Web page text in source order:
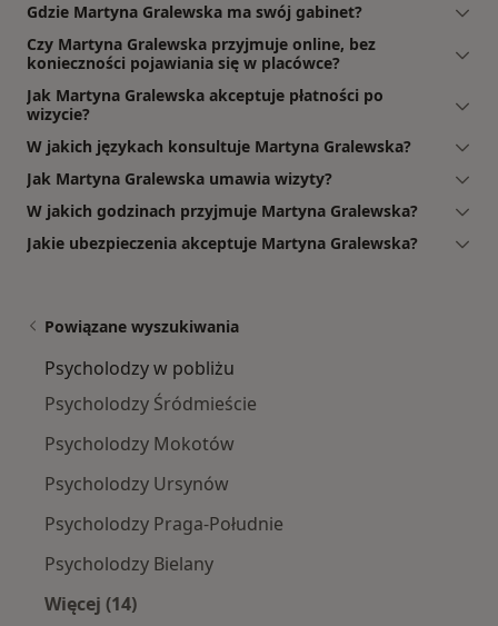
Gdzie Martyna Gralewska ma swój gabinet?
Czy Martyna Gralewska przyjmuje online, bez
konieczności pojawiania się w placówce?
Jak Martyna Gralewska akceptuje płatności po
wizycie?
W jakich językach konsultuje Martyna Gralewska?
Jak Martyna Gralewska umawia wizyty?
W jakich godzinach przyjmuje Martyna Gralewska?
Jakie ubezpieczenia akceptuje Martyna Gralewska?
Powiązane wyszukiwania
Psycholodzy w pobliżu
Psycholodzy Śródmieście
Psycholodzy Mokotów
Psycholodzy Ursynów
Psycholodzy Praga-Południe
Psycholodzy Bielany
Więcej (14)